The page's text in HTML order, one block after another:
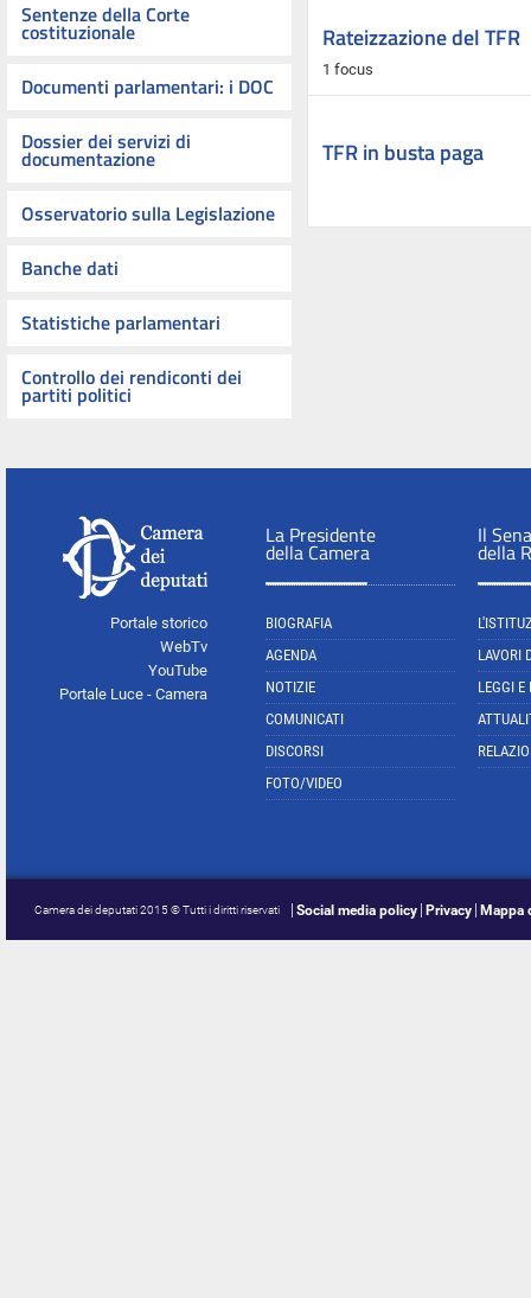
Sentenze della Corte
costituzionale
Documenti parlamentari: i DOC
Dossier dei servizi di
documentazione
Osservatorio sulla Legislazione
Banche dati
Statistiche parlamentari
Controllo dei rendiconti dei
partiti politici
Rateizzazione del TFR
1 focus
TFR in busta paga
Portale storico
WebTv
YouTube
Portale Luce - Camera
La Presidente
della Camera
BIOGRAFIA
AGENDA
NOTIZIE
COMUNICATI
DISCORSI
FOTO/VIDEO
Il
della
LAVORI
LEGGI E
Camera dei deputati 2015 © Tutti i diritti riservati Social media policy Privacy Mappa